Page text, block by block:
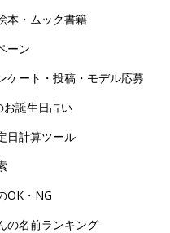
本・ムック書籍
ーン
ケート・投稿・モデル応募
お誕生日占い
日計算ツール
OK・NG
の名前ランキング